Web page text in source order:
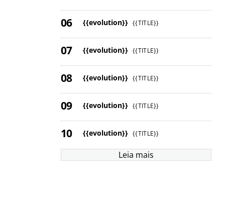
{{evolution}} {{TITLE}}
{{evolution}} {{TITLE}}
{{evolution}} {{TITLE}}
{{evolution}} {{TITLE}}
{{evolution}} {{TITLE}}
Leia mais